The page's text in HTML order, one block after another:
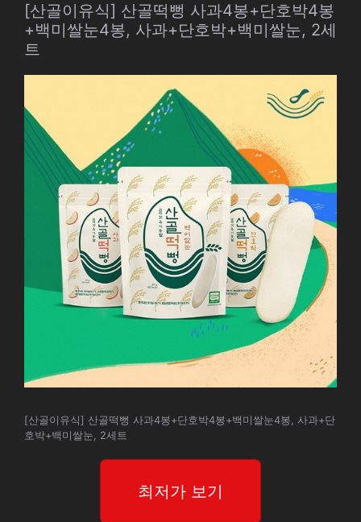
[산골이유식] 산골떡뻥 사과4봉+단호박4봉
+백미쌀눈4봉, 사과+단호박+백미쌀눈, 2세
트
[산골이유식] 산골떡뻥 사과4봉+단호박4봉+백미쌀눈4봉, 사과+단
호박+백미쌀눈, 2세트
최저가 보기